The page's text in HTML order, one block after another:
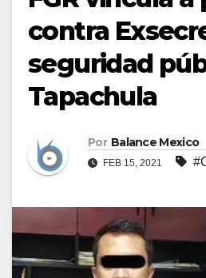
contra
seguridad
Tapachula
Por Balance Mexico
FEB 15, 2021